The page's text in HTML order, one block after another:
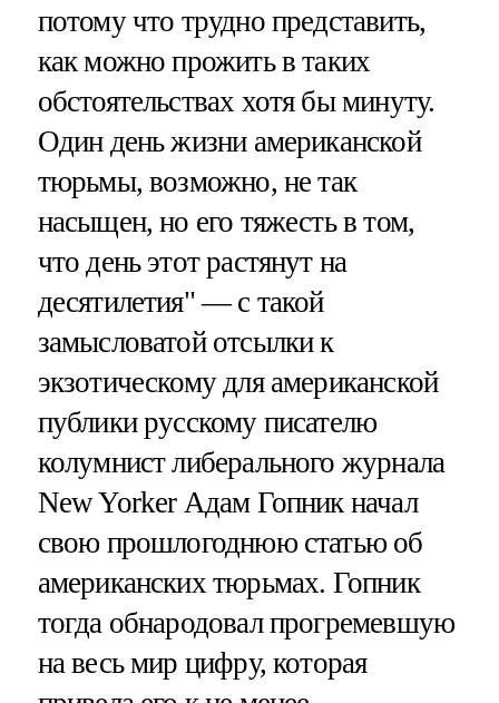
потому что трудно представить,
как можно прожить в таких
обстоятельствах хотя бы минуту.
Один день жизни американской
тюрьмы, возможно, не так
насыщен, но его тяжесть в том,
что день этот растянут на
десятилетия" — с такой
замысловатой отсылки к
экзотическому для американской
публики русскому писателю
колумнист либерального журнала
New Yorker Адам Гопник начал
свою прошлогоднюю статью об
американских тюрьмах. Гопник
тогда обнародовал прогремевшую
на весь мир цифру, которая